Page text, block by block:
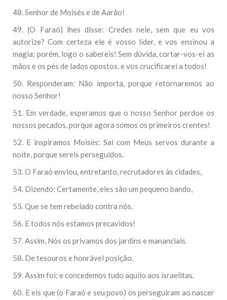
48. Senhor de Moisés e de Aarão!
49. (O Faraó) lhes disse: Credes nele, sem que eu vos
autorize? Com certeza ele é vosso líder, e vos ensinou a
magia; porém, logo o sabereis! Sem dúvida, cortar-vos-ei as
mãos e os pés de lados opostos, e vos crucificarei a todos!
50. Responderam: Não importa, porque retornaremos ao
nosso Senhor!
51. Em verdade, esperamos que o nosso Senhor perdoe os
nossos pecados, porque agora somos os primeiros crentes!
52. E inspiramos Moisés: Sai com Meus servos durante a
noite, porque sereis perseguidos.
53. O Faraó enviou, entretanto, recrutadores às cidades,
54. Dizendo: Certamente, eles são um pequeno bando,
55. Que se tem rebelado contra nós.
56. E todos nós estamos precavidos!
57. Assim, Nós os privamos dos jardins e mananciais.
58. De tesouros e honrável posição.
59. Assim foi; e concedemos tudo aquilo aos israelitas.
60. E eis que (o Faraó e seu povo) os perseguiram ao nascer